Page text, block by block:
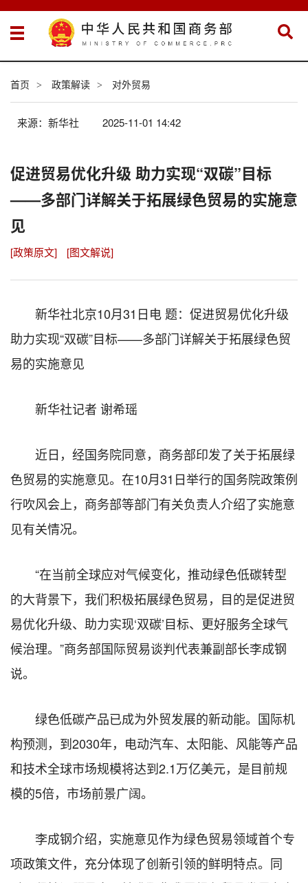
首页 > 政策解读 > 对外贸易
来源：新华社 2025-11-01 14:42
促进贸易优化升级 助力实现“双碳”目标
——多部门详解关于拓展绿色贸易的实施意
见
[政策原文] [图文解说]
新华社北京10月31日电 题：促进贸易优化升级
助力实现“双碳”目标——多部门详解关于拓展绿色贸
易的实施意见
新华社记者 谢希瑶
近日，经国务院同意，商务部印发了关于拓展绿
色贸易的实施意见。在10月31日举行的国务院政策例
行吹风会上，商务部等部门有关负责人介绍了实施意
见有关情况。
“在当前全球应对气候变化，推动绿色低碳转型
的大背景下，我们积极拓展绿色贸易，目的是促进贸
易优化升级、助力实现‘双碳’目标、更好服务全球气
候治理。”商务部国际贸易谈判代表兼副部长李成钢
说。
绿色低碳产品已成为外贸发展的新动能。国际机
构预测，到2030年，电动汽车、太阳能、风能等产品
和技术全球市场规模将达到2.1万亿美元，是目前规
模的5倍，市场前景广阔。
李成钢介绍，实施意见作为绿色贸易领域首个专
项政策文件，充分体现了创新引领的鲜明特点。同